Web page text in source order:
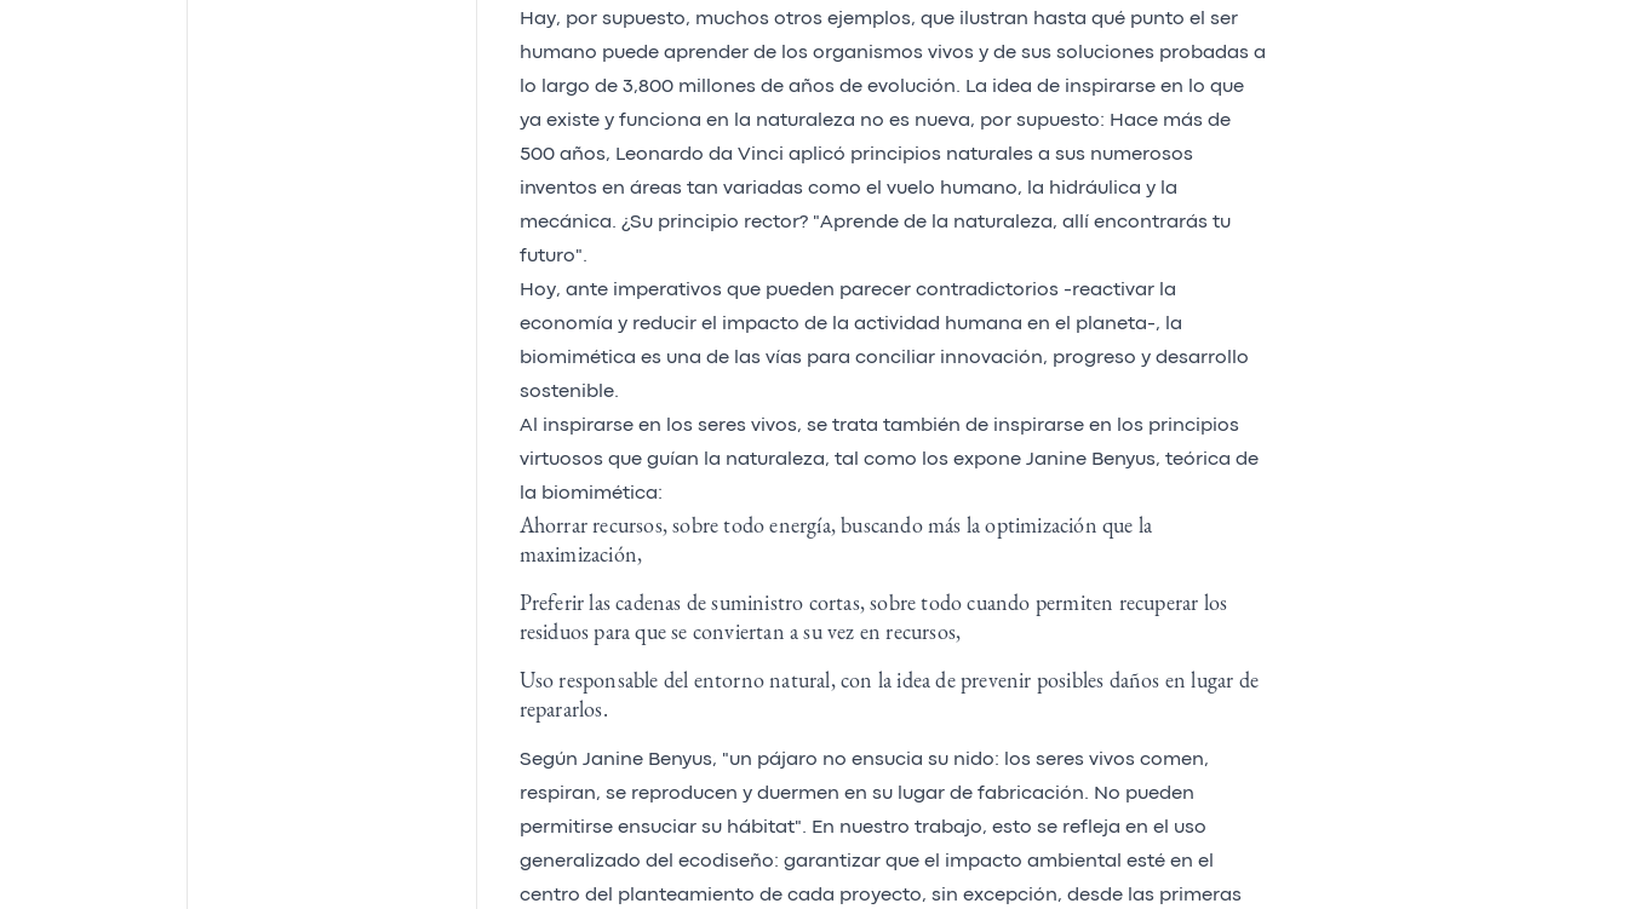
Hay, por supuesto, muchos otros ejemplos, que ilustran hasta qué punto el ser
humano puede aprender de los organismos vivos y de sus soluciones probadas a
lo largo de 3,800 millones de años de evolución. La idea de inspirarse en lo que
ya existe y funciona en la naturaleza no es nueva, por supuesto: Hace más de
500 años, Leonardo da Vinci aplicó principios naturales a sus numerosos
inventos en áreas tan variadas como el vuelo humano, la hidráulica y la
mecánica. ¿Su principio rector? "Aprende de la naturaleza, allí encontrarás tu
futuro".
Hoy, ante imperativos que pueden parecer contradictorios -reactivar la
economía y reducir el impacto de la actividad humana en el planeta-, la
biomimética es una de las vías para conciliar innovación, progreso y desarrollo
sostenible.
Al inspirarse en los seres vivos, se trata también de inspirarse en los principios
virtuosos que guían la naturaleza, tal como los expone Janine Benyus, teórica de
la biomimética:
Ahorrar recursos, sobre todo energía, buscando más la optimización que la
maximización,
Preferir las cadenas de suministro cortas, sobre todo cuando permiten recuperar los
residuos para que se conviertan a su vez en recursos,
Uso responsable del entorno natural, con la idea de prevenir posibles daños en lugar de
repararlos.
Según Janine Benyus, "un pájaro no ensucia su nido: los seres vivos comen,
respiran, se reproducen y duermen en su lugar de fabricación. No pueden
permitirse ensuciar su hábitat". En nuestro trabajo, esto se refleja en el uso
generalizado del ecodiseño: garantizar que el impacto ambiental esté en el
centro del planteamiento de cada proyecto, sin excepción, desde las primeras